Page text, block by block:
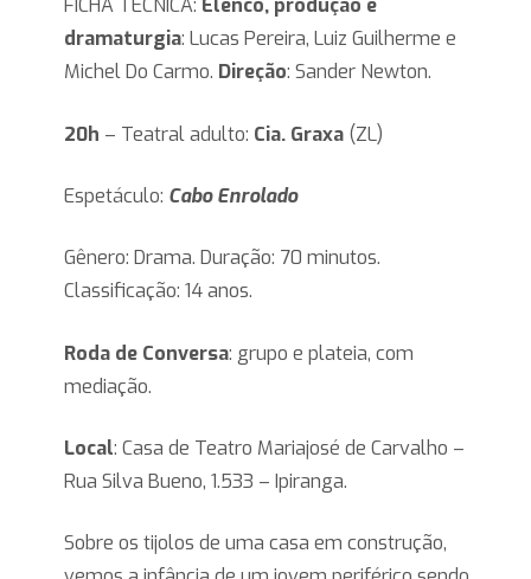
FICHA TÉCNICA: Elenco, produção e
dramaturgia: Lucas Pereira, Luiz Guilherme e
Michel Do Carmo. Direção: Sander Newton.
20h – Teatral adulto: Cia. Graxa (ZL)
Espetáculo: Cabo Enrolado
Gênero: Drama. Duração: 70 minutos.
Classificação: 14 anos.
Roda de Conversa: grupo e plateia, com
mediação.
Local: Casa de Teatro Mariajosé de Carvalho –
Rua Silva Bueno, 1.533 – Ipiranga.
Sobre os tijolos de uma casa em construção,